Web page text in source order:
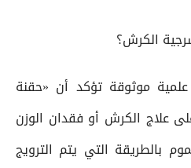
الكرش؟
موثوقة تؤكد أن «حقنة
علاج الكرش أو فقدان الوزن
بالطريقة التي يتم الترويج